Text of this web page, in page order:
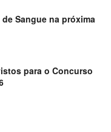
Sangue na próxima
para o Concurso